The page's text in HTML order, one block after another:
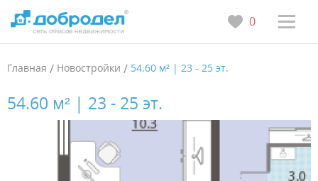
0
Главная / Новостройки / 54.60 м² | 23 - 25 эт.
54.60 м² | 23 - 25 эт.